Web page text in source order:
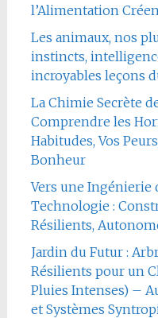
l’Alimentation
Les animaux, nos
instincts,
incroyables leçons
La Chimie Secrète
Comprendre les
Habitudes, Vos
Bonheur
Vers une Ingénierie
Technologie :
Résilients,
Jardin du Futur :
Résilients pour un
Pluies Intenses) –
et Systèmes